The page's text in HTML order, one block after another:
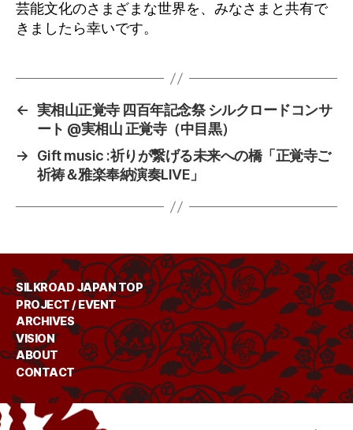
芸能文化のさまざまな世界を、みなさまと共有で
きましたら幸いです。
← 実相山正覚寺 四百年記念祭 シルクロードコンサ
ート @実相山 正覚寺（中目黒）
→
Gift music :祈りが繋げる未来への橋「正覚寺ご
祈祷＆雅楽奉納演奏LIVE」
SILKROAD JAPAN TOP
PROJECT / EVENT
ARCHIVES
VISION
ABOUT
CONTACT